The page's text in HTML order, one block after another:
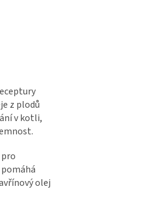
z plodů
v kotli,
olej